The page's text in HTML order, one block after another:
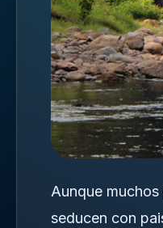
Aunque
seducen con